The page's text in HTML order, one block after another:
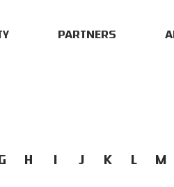
PARTNERS
H J K L M